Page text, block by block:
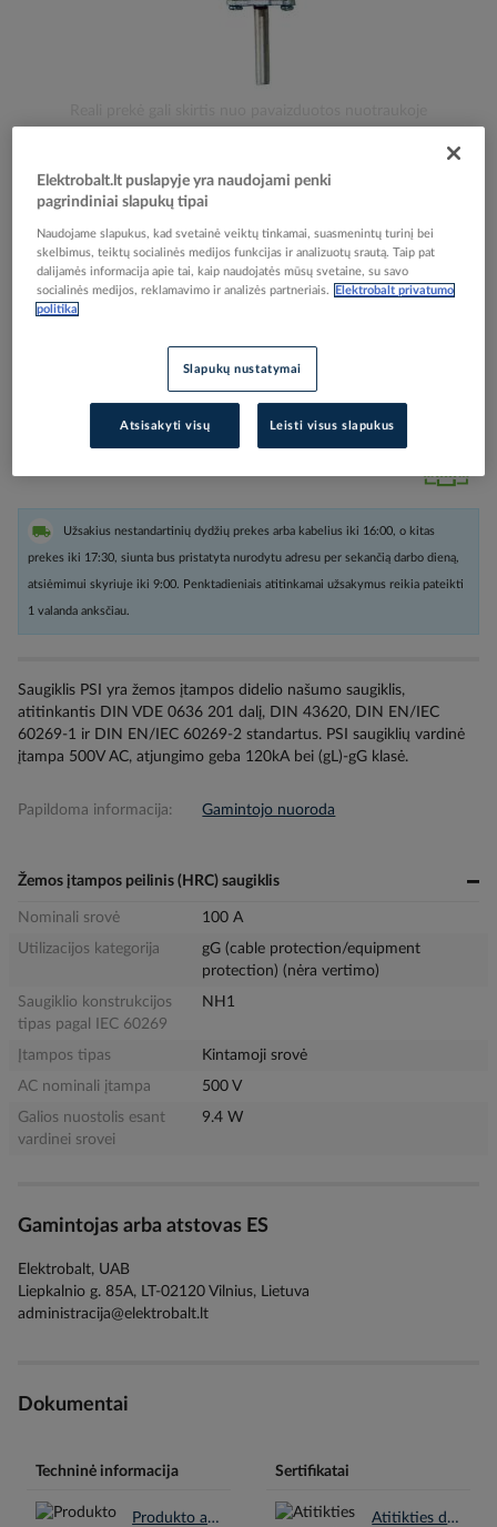
beginning
gallery
PROTEC
Elektrobalt prekės kodas
033802
EAN kodas
4016705106998
Gamintojo prekės kodas
05100699
Prisijunkite, norėdami pamatyti kainas
Įtraukti į palyginimą
Užsakius nestandartinių dydžių prekes arba kabelius iki 16:00, o kitas
prekes iki 17:30, siunta bus pristatyta nurodytu adresu per sekančią darbo dieną,
atsiėmimui skyriuje iki 9:00. Penktadieniais atitinkamai užsakymus reikia pateikti
1 valanda anksčiau.
Saugiklis PSI yra žemos įtampos didelio našumo saugiklis,
atitinkantis DIN VDE 0636 201 dalį, DIN 43620, DIN EN/IEC
60269-1 ir DIN EN/IEC 60269-2 standartus. PSI saugiklių vardinė
įtampa 500V AC, atjungimo geba 120kA bei (gL)-gG klasė.
Papildoma informacija: Gamintojo nuoroda
Žemos įtampos peilinis (HRC) saugiklis
Nominali srovė
100 A
Utilizacijos kategorija
gG (cable protection/equipment
protection) (nėra vertimo)
Saugiklio konstrukcijos
tipas pagal IEC 60269
NH1
Įtampos tipas
Kintamoji srovė
AC nominali įtampa
500 V
Galios nuostolis esant
vardinei srovei
9.4 W
Gamintojas arba atstovas ES
Elektrobalt, UAB
Liepkalnio g. 85A, LT-02120 Vilnius, Lietuva
administracija@elektrobalt.lt
Dokumentai
Techninė informacija
Produkto aprašymas en.pdf
Sertifikatai
Atitikties deklaracija CE en.pdf
Elektrobalt.lt puslapyje yra naudojami penki
pagrindiniai slapukų tipai
Naudojame slapukus, kad svetainė veiktų tinkamai, suasmenintų turinį bei
skelbimus, teiktų socialinės medijos funkcijas ir analizuotų srautą. Taip pat
dalijamės informacija apie tai, kaip naudojatės mūsų svetaine, su savo
socialinės medijos, reklamavimo ir analizės partneriais.
Elektrobalt privatumo
politika
Slapukų nustatymai
Atsisakyti visų Leisti visus slapukus